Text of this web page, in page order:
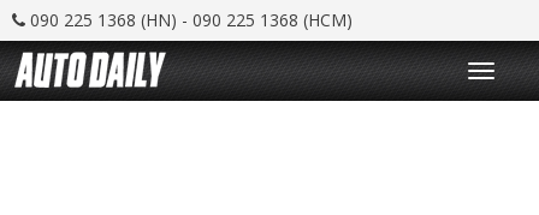
090 225 1368 (HN) - 090 225 1368 (HCM)
T
o
g